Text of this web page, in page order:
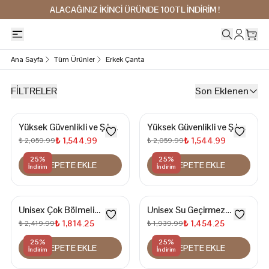
ALACAĞINIZ İKİNCİ ÜRÜNDE 100TL İNDİRİM !
Ana Sayfa Tüm Ürünler Erkek Çanta
FİLTRELER Son Eklenen
25%
İndirim
Yüksek Güvenlikli ve Şık
Tasarımlı Şifreli BADY
BAG Omuz Çantası
₺ 2,059.99₺ 1,544.99
SEPETE EKLE
25%
İndirim
Yüksek Güvenlikli ve Şık
Tasarımlı Şifreli BADY
BAG Omuz Çantası
₺ 2,059.99₺ 1,544.99
SEPETE EKLE
25%
İndirim
Unisex Çok Bölmeli
Günlük Kullanım Kanvas
Kumaş Sırt ve Çapraz
Çanta
₺ 2,419.99₺ 1,814.25
SEPETE EKLE
25%
İndirim
Unisex Su Geçirmez
Çapraz Göğüs ve Omuz
Çantası
₺ 1,939.99₺ 1,454.25
SEPETE EKLE